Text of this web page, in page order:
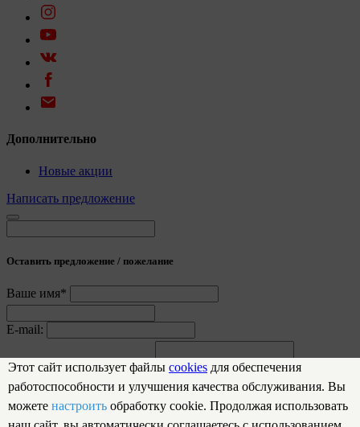
Дополнительно
Новые акции
Написать предложение
Оставить предложение / пожелание
Ваше имя*
E-mail:
Предложение / пожелание
Отправить
Спасибо за обращение!
Этот сайт использует файлы cookies для обеспечения
работоспособности и улучшения качества обслуживания. Вы
можете настроить обработку cookie. Продолжая использовать